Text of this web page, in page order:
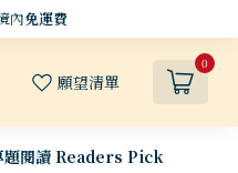
內免運費
願望清單
0
題閱讀 Readers Pick